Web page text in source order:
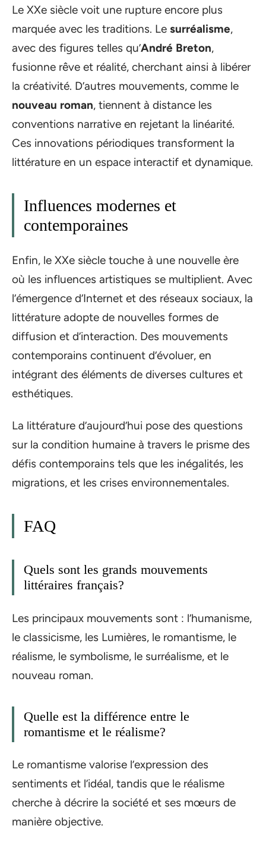
Le XXe siècle voit une rupture encore plus
marquée avec les traditions. Le surréalisme,
avec des figures telles qu’André Breton,
fusionne rêve et réalité, cherchant ainsi à libérer
la créativité. D’autres mouvements, comme le
nouveau roman, tiennent à distance les
conventions narrative en rejetant la linéarité.
Ces innovations périodiques transforment la
littérature en un espace interactif et dynamique.
Influences modernes et
contemporaines
Enfin, le XXe siècle touche à une nouvelle ère
où les influences artistiques se multiplient. Avec
l’émergence d’Internet et des réseaux sociaux, la
littérature adopte de nouvelles formes de
diffusion et d’interaction. Des mouvements
contemporains continuent d’évoluer, en
intégrant des éléments de diverses cultures et
esthétiques.
La littérature d’aujourd’hui pose des questions
sur la condition humaine à travers le prisme des
défis contemporains tels que les inégalités, les
migrations, et les crises environnementales.
FAQ
Quels sont les grands mouvements
littéraires français?
Les principaux mouvements sont : l’humanisme,
le classicisme, les Lumières, le romantisme, le
réalisme, le symbolisme, le surréalisme, et le
nouveau roman.
Quelle est la différence entre le
romantisme et le réalisme?
Le romantisme valorise l’expression des
sentiments et l’idéal, tandis que le réalisme
cherche à décrire la société et ses mœurs de
manière objective.